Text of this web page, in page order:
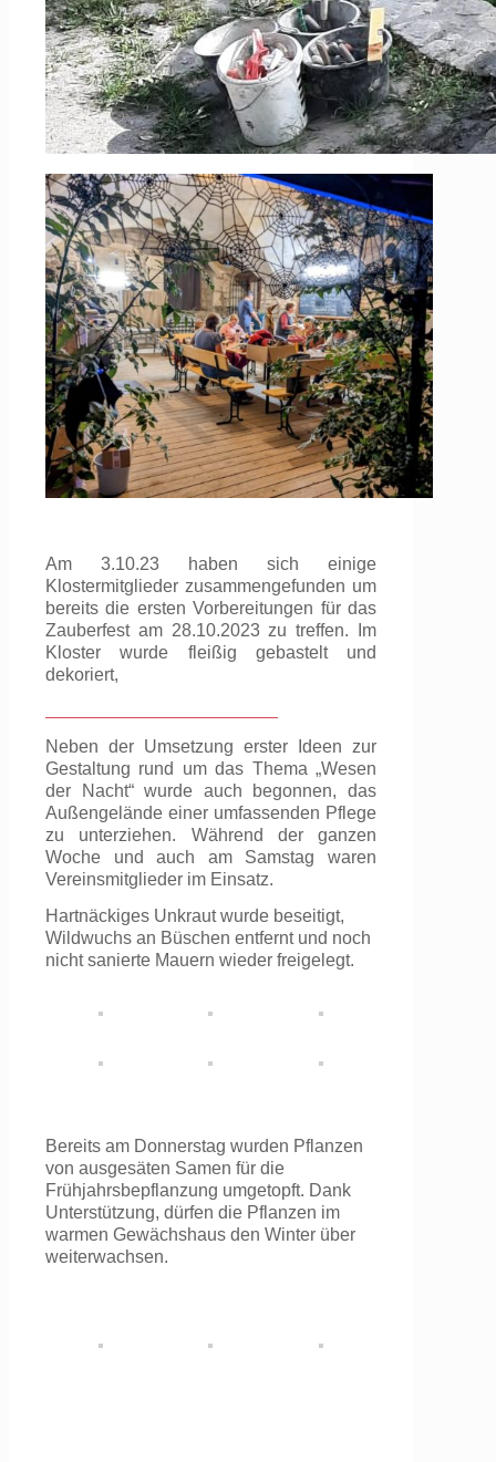
Am 3.10.23 haben sich einige
Klostermitglieder zusammengefunden um
bereits die ersten Vorbereitungen für das
Zauberfest am 28.10.2023 zu treffen. Im
Kloster wurde fleißig gebastelt und
dekoriert,
Neben der Umsetzung erster Ideen zur
Gestaltung rund um das Thema „Wesen
der Nacht“ wurde auch begonnen, das
Außengelände einer umfassenden Pflege
zu unterziehen. Während der ganzen
Woche und auch am Samstag waren
Vereinsmitglieder im Einsatz.
Hartnäckiges Unkraut wurde beseitigt,
Wildwuchs an Büschen entfernt und noch
nicht sanierte Mauern wieder freigelegt.
Bereits am Donnerstag wurden Pflanzen
von ausgesäten Samen für die
Frühjahrsbepflanzung umgetopft. Dank
Unterstützung, dürfen die Pflanzen im
warmen Gewächshaus den Winter über
weiterwachsen.